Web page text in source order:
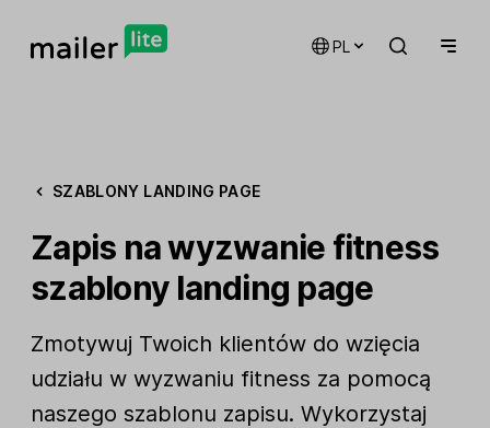
PL
SZABLONY LANDING PAGE
Zapis na wyzwanie fitness
szablony landing page
Zmotywuj Twoich klientów do wzięcia
udziału w wyzwaniu fitness za pomocą
naszego szablonu zapisu. Wykorzystaj